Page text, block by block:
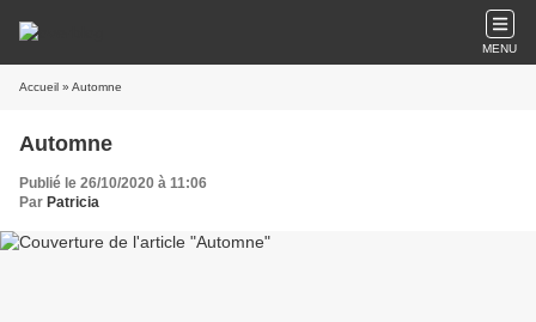
MENU
Accueil » Automne
Automne
Publié le 26/10/2020 à 11:06
Par Patricia